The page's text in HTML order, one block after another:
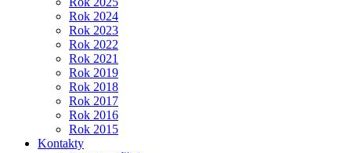
Rok 2024
Rok 2023
Rok 2022
Rok 2021
Rok 2019
Rok 2018
Rok 2017
Rok 2016
Rok 2015
Kontakty